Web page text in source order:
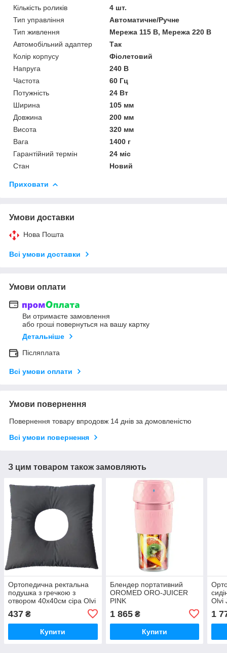
Кількість роликів
4 шт.
Тип управління
Автоматичне/Ручне
Тип живлення
Мережа 115 В, Мережа 220 В
Автомобільний адаптер
Так
Колір корпусу
Фіолетовий
Напруга
240 В
Частота
60 Гц
Потужність
24 Вт
Ширина
105 мм
Довжина
200 мм
Висота
320 мм
Вага
1400 г
Гарантійний термін
24 міс
Стан
Новий
Приховати
Умови доставки
Нова Пошта
Всі умови доставки
Умови оплати
Ви отримаєте замовлення
або гроші повернуться на вашу картку
Детальніше
Післяплата
Всі умови оплати
Умови повернення
Повернення товару впродовж 14 днів за домовленістю
Всі умови повернення
З цим товаром також замовляють
Ортопедична ректальна
подушка з гречкою з
отвором 40х40см сіра Olvi
437 ₴
Купити
Блендер портативний
OROMED ORO-JUICER
PINK
1 865₴
Купити
Olvi
1